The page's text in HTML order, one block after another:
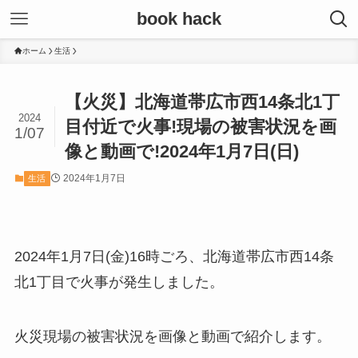
book hack
ホーム 生活
【火災】北海道帯広市西14条北1丁
目付近で火事!現場の被害状況を画
像と動画で!2024年1月7日(日)
2024
1/07
生活 2024年1月7日
2024年1月7日(金)16時ごろ、北海道帯広市西14条
北1丁目で火事が発生しました。
火災現場の被害状況を画像と動画で紹介します。